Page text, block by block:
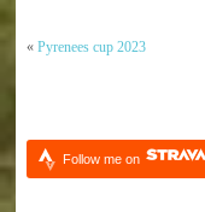
« Pyrenees cup 2023
Follow me on